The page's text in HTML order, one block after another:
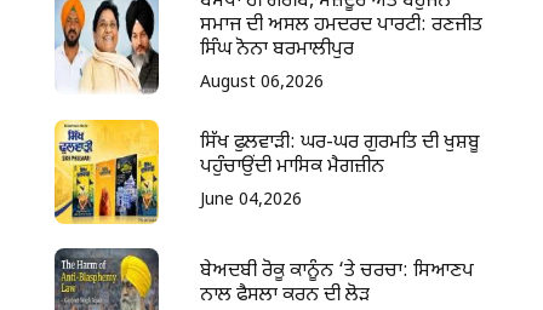
ਸਮਾਜ ਦੀ ਅਸਲ ਹਮਦਰਦ ਪਾਰਟੀ: ਰਣਜੀਤ
ਸਿੰਘ ਨੋਨਾ ਬਰਮਾਲੀਪੁਰ
August 06,2026
ਸਿੱਖ ਫੁਲਵਾੜੀ: ਘਰ-ਘਰ ਗੁਰਮਤਿ ਦੀ ਖੁਸ਼ਬੂ
ਪਹੁੰਚਾਉਂਦੀ ਮਾਸਿਕ ਮੈਗਜ਼ੀਨ
June 04,2026
ਬੇਅਦਬੀ ਰੋਕੂ ਕਾਨੂੰਨ ‘ਤੇ ਚਰਚਾ: ਸਿਆਣਪ
ਨਾਲ ਫੈਸਲਾ ਕਰਨ ਦੀ ਲੋੜ